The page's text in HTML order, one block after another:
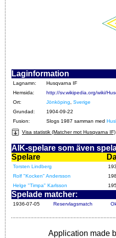
Laginformation
Lagnamn:
Husqvarna IF
Hemsida:
http://sv.wikipedia.org/wiki/
Ort:
Jönköping
Sverige
Grundad:
1904-09-22
Fusion:
Slogs 1987 samman med
Visa statistik (Matcher mot Husqvarna IF)
AIK-spelare som även
Spelare
Torsten Lindberg
Rolf "Kocken" Andersson
Helge "Timpa" Karlsson
Spelade matcher:
1936-07-05 Reservlagsmatch
Application made